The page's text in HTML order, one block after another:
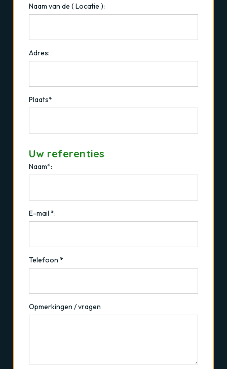
Naam van de ( Locatie ):
Adres:
Plaats*
Uw referenties
Naam*:
E-mail *:
Telefoon *
Opmerkingen / vragen